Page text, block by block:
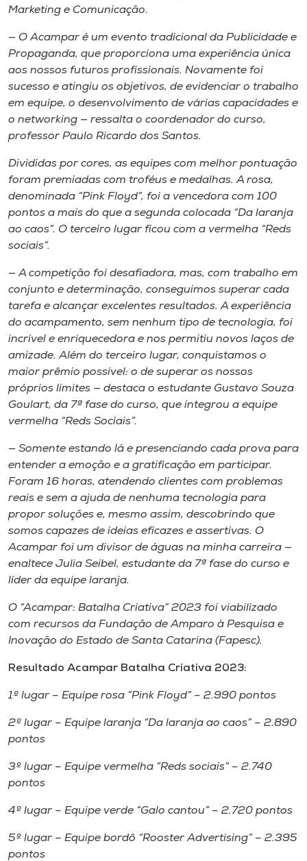
A-
Marketing e Comunicação.
— O Acampar é um evento tradicional da Publicidade e
Propaganda, que proporciona uma experiência única
aos nossos futuros profissionais. Novamente foi
sucesso e atingiu os objetivos, de evidenciar o trabalho
em equipe, o desenvolvimento de várias capacidades e
o networking — ressalta o coordenador do curso,
professor Paulo Ricardo dos Santos.
Divididas por cores, as equipes com melhor pontuação
foram premiadas com troféus e medalhas. A rosa,
denominada “Pink Floyd”, foi a vencedora com 100
pontos a mais do que a segunda colocada “Da laranja
ao caos”. O terceiro lugar ficou com a vermelha “Reds
sociais”.
— A competição foi desafiadora, mas, com trabalho em
conjunto e determinação, conseguimos superar cada
tarefa e alcançar excelentes resultados. A experiência
do acampamento, sem nenhum tipo de tecnologia, foi
incrível e enriquecedora e nos permitiu novos laços de
amizade. Além do terceiro lugar, conquistamos o
maior prêmio possível: o de superar os nossos
próprios limites — destaca o estudante Gustavo Souza
Goulart, da 7ª fase do curso, que integrou a equipe
vermelha “Reds Sociais”.
— Somente estando lá e presenciando cada prova para
entender a emoção e a gratificação em participar.
Foram 16 horas, atendendo clientes com problemas
reais e sem a ajuda de nenhuma tecnologia para
propor soluções e, mesmo assim, descobrindo que
somos capazes de ideias eficazes e assertivas. O
Acampar foi um divisor de águas na minha carreira —
enaltece Julia Seibel, estudante da 7ª fase do curso e
líder da equipe laranja.
O “Acampar: Batalha Criativa” 2023 foi viabilizado
com recursos da Fundação de Amparo à Pesquisa e
Inovação do Estado de Santa Catarina (Fapesc).
Resultado Acampar Batalha Criativa 2023:
1º lugar – Equipe rosa “Pink Floyd” – 2.990 pontos
2º lugar – Equipe laranja “Da laranja ao caos” – 2.890
pontos
3º lugar – Equipe vermelha “Reds sociais” – 2.740
pontos
4º lugar – Equipe verde “Galo cantou” – 2.720 pontos
5º lugar – Equipe bordô “Rooster Advertising” – 2.395
pontos